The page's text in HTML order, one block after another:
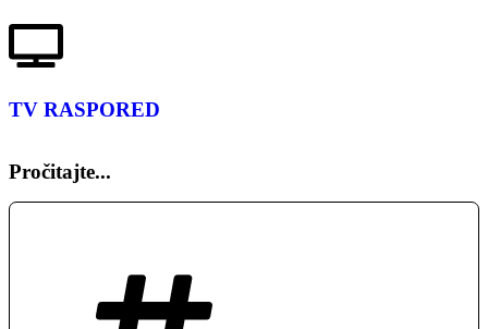
TV RASPORED
Pročitajte...